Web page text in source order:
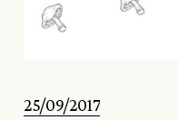
25/09/2017